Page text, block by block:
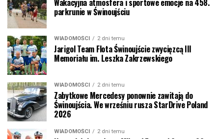
Wakacyjna atmosfera i sportowe emocje na 458.
parkrunie w Świnoujściu
WIADOMOŚCI 2 dni temu
Jarigol Team Flota Świnoujście zwycięzcą III
Memoriału im. Leszka Zakrzewskiego
WIADOMOŚCI 2 dni temu
Zabytkowe Mercedesy ponownie zawitają do
Świnoujścia. We wrześniu rusza StarDrive Poland
2026
WIADOMOŚCI 2 dni temu